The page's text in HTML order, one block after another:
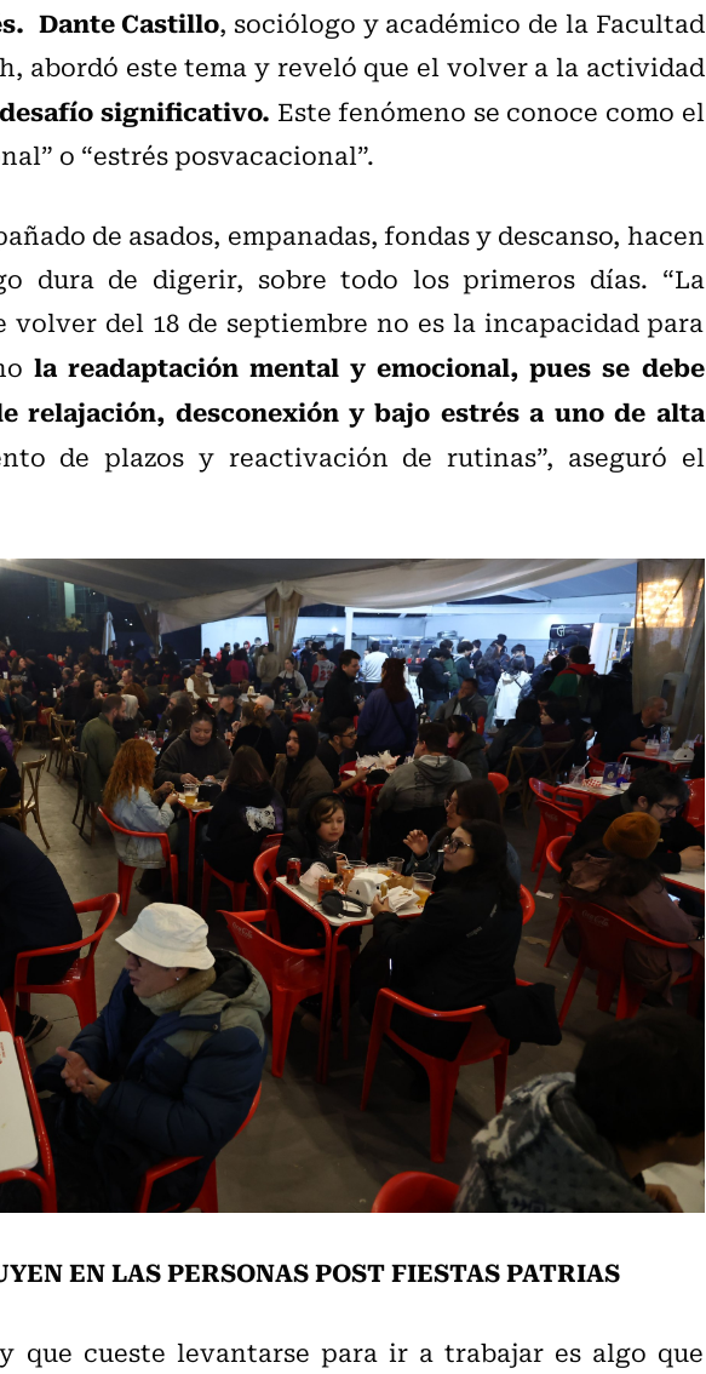
Dante Castillo, sociólogo y académico de la Facultad
abordó este tema y reveló que el volver a la actividad
significativo. Este fenómeno se conoce como el
o “estrés posvacacional”.
de asados, empanadas, fondas y descanso, hacen
dura de digerir, sobre todo los primeros días. “La
del 18 de septiembre no es la incapacidad para
la readaptación mental y emocional, pues se debe
relajación, desconexión y bajo estrés a uno de alta
de plazos y reactivación de rutinas”, aseguró el
EN LAS PERSONAS POST FIESTAS PATRIAS
que cueste levantarse para ir a trabajar es algo que